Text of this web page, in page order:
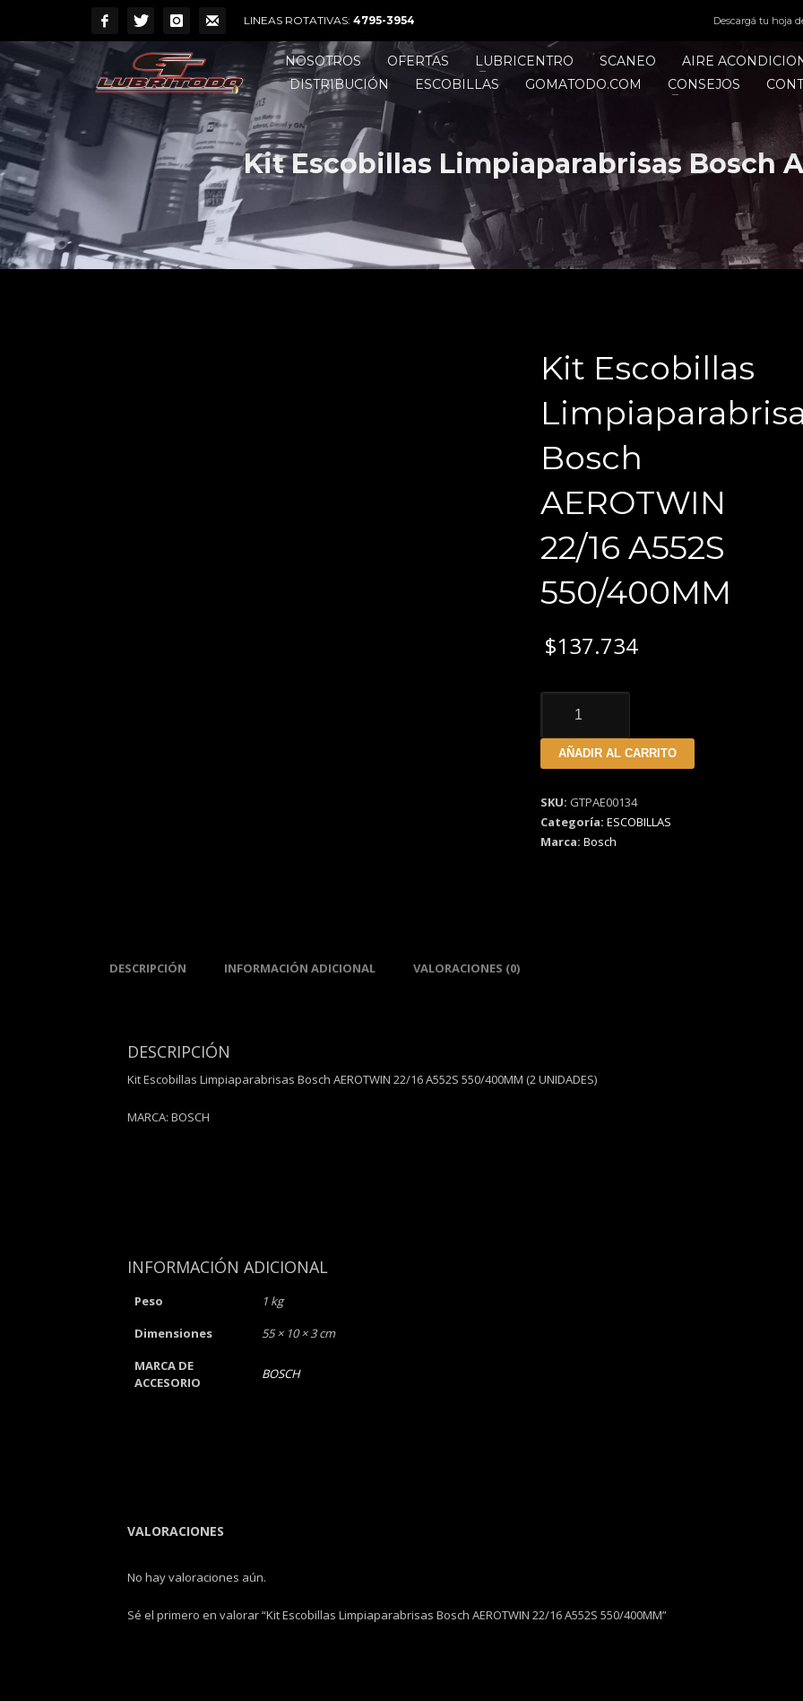
LINEAS ROTATIVAS: 4795-3954 Descargá tu hoja
NOSOTROS OFERTAS LUBRICENTRO SCANEO
AIRE
DISTRIBUCIÓN
ESCOBILLAS GOMATODO.COM CONSEJOS
Kit Escobillas Limpiaparabrisas Bosch
Kit Escobillas
Bosch
AEROTWIN
22/16 A552S
550/400MM
$137.734
Escobillas
Limpiaparabrisas
Bosch
22/16
A552S
550/400MM
AÑADIR AL CARRITO
SKU: GTPAE00134
Categoría:ESCOBILLAS
Marca:Bosch
DESCRIPCIÓN INFORMACIÓN ADICIONAL VALORACIONES (0)
DESCRIPCIÓN
Kit Escobillas Limpiaparabrisas Bosch AEROTWIN 22/16 A552S 550/400MM (2 UNIDADES)
MARCA: BOSCH
INFORMACIÓN ADICIONAL
Peso
1 kg
Dimensiones
55 × 10 × 3 cm
MARCA DE
ACCESORIO
BOSCH
VALORACIONES
No hay valoraciones aún.
Sé el primero en valorar “Kit Escobillas Limpiaparabrisas Bosch AEROTWIN 22/16 A552S 550/400MM”